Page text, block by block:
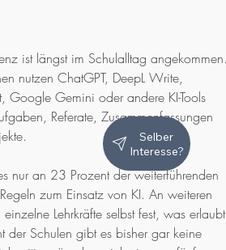
ist längst im Schulalltag
nutzen ChatGPT, DeepL Write,
Google Gemini oder andere KI-Tools
Referate, Zusammenfassungen
nur an 23 Prozent der weiterführenden
zum Einsatz von KI. An weiteren
Lehrkräfte selbst fest, was
der Schulen gibt es bisher gar keine
Selber
Interesse?